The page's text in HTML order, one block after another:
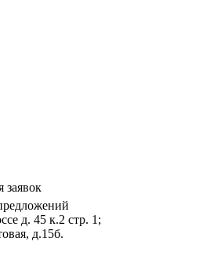
заявок
д. 45 к.2 стр. 1;
д.15б.